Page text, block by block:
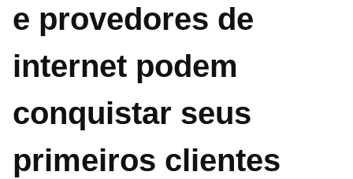
e provedores de
internet podem
conquistar seus
primeiros clientes